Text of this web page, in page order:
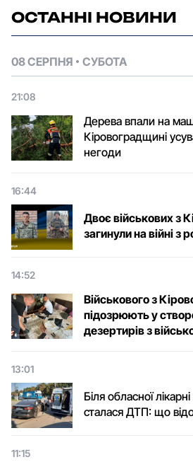
ОСТАННІ НОВИНИ
08 СЕРПНЯ СУБОТА
21:08
Дерева впали на
Кіровоградщині
негоди
16:44
Двоє військових з
загинули на війні з
14:52
Військового з
підозрюють у
дезертирів з
13:01
Біля обласної
сталася ДТП: що
11:15